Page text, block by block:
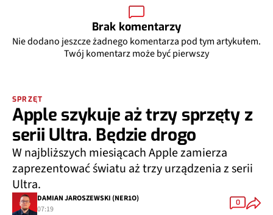
Brak komentarzy
Nie dodano jeszcze żadnego komentarza pod tym artykułem.
Twój komentarz może być pierwszy
SPRZĘT
Apple szykuje aż trzy sprzęty z
serii Ultra. Będzie drogo
W najbliższych miesiącach Apple zamierza
zaprezentować światu aż trzy urządzenia z serii
Ultra.
DAMIAN JAROSZEWSKI (NER1O)
07:19
0